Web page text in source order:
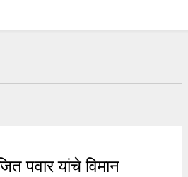
पवार यांचे विमान